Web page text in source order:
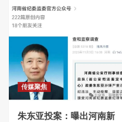
传媒聚焦
朱东亚投案：曝出河南新